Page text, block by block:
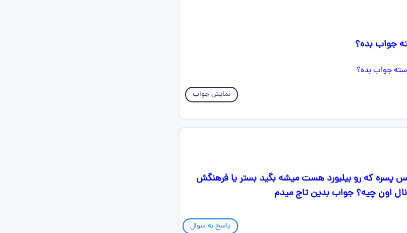
جواب بده؟
نمایش جواب
عکس پسره که رو بیلبورد هست میشه بگید بستر یا فرهنگش
اون چیه؟ جواب بدین تاج میدم
پاسخ به سوال